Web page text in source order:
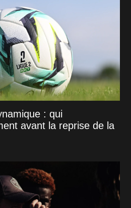
: qui
avant la reprise de la